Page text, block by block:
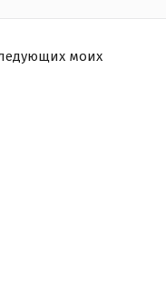
моих